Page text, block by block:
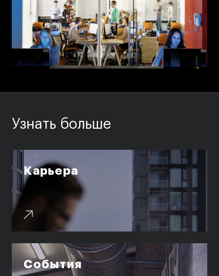
Узнать больше
Карьера
События